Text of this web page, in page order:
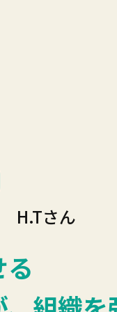
H.Tさん